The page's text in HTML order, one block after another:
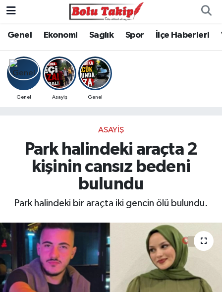
Genel Ekonomi Sağlık Spor İlçe Haberleri
Genel Asayiş Genel
ASAYIŞ
Park halindeki araçta 2
kişinin cansız bedeni
bulundu
Park halindeki bir araçta iki gencin ölü bulundu.